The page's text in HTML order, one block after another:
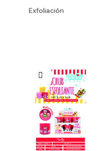
FACIAL
Exfoliación